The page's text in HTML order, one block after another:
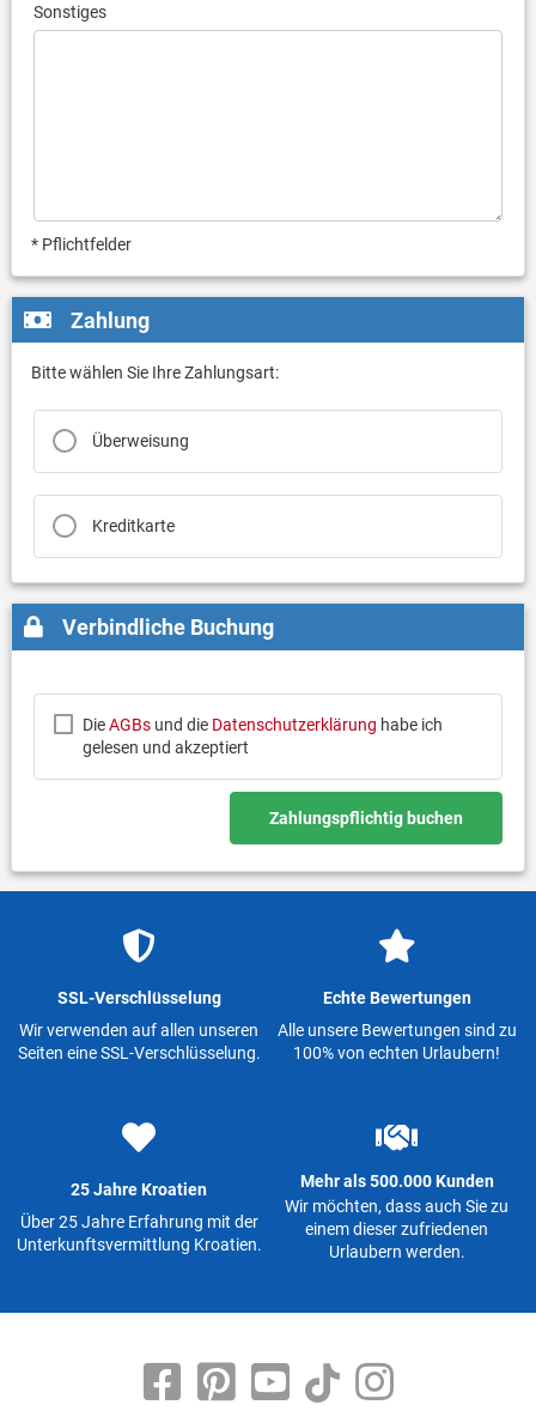
Sonstiges
* Pflichtfelder
Zahlung
Bitte wählen Sie Ihre Zahlungsart:
Überweisung
Kreditkarte
Verbindliche Buchung
DieAGBsund die Datenschutzerklärung habe ich
gelesen und akzeptiert
Zahlungspflichtig buchen
SSL-Verschlüsselung
Wir verwenden auf allen unseren
Seiten eine SSL-Verschlüsselung.
Echte Bewertungen
Alle unsere Bewertungen sind zu
100% von echten Urlaubern!
25 Jahre Kroatien
Über 25 Jahre Erfahrung mit der
Unterkunftsvermittlung Kroatien.
Mehr als 500.000 Kunden
Wir möchten, dass auch Sie zu
einem dieser zufriedenen
Urlaubern werden.